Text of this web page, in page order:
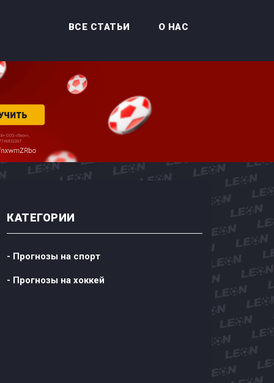
ВСЕ СТАТЬИ О НАС
КАТЕГОРИИ
- Прогнозы на спорт
- Прогнозы на хоккей